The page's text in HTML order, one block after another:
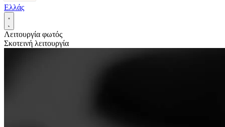
Ελλάς
Λειτουργία φωτός
Σκοτεινή λειτουργία